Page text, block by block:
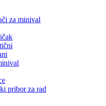
za minival
pribor za rad